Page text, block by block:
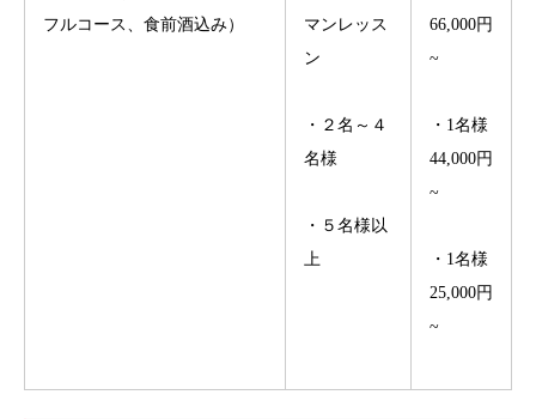
フルコース、食前酒込み）
マンレッス
ン
・２名～４
名様
・５名様以
上
66,000円
~
・1名様
44,000円
~
・1名様
25,000円
~